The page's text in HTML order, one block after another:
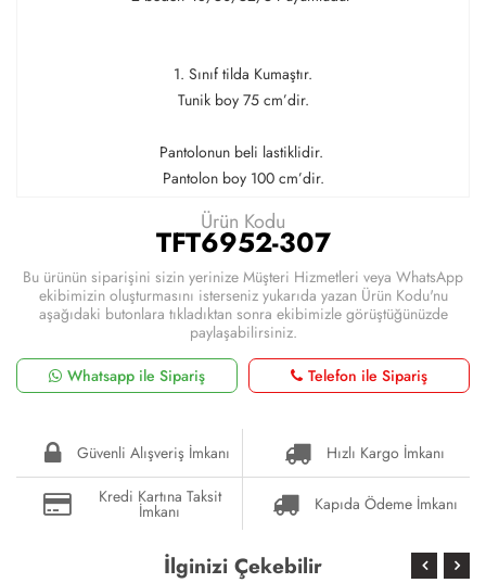
1. Sınıf tilda Kumaştır.
Tunik boy 75 cm’dir.
Pantolonun beli lastiklidir.
Pantolon boy 100 cm’dir.
Ürün Kodu
TFT6952-307
Bu ürünün siparişini sizin yerinize Müşteri Hizmetleri veya WhatsApp
ekibimizin oluşturmasını isterseniz yukarıda yazan Ürün Kodu'nu
aşağıdaki butonlara tıkladıktan sonra ekibimizle görüştüğünüzde
paylaşabilirsiniz.
Whatsapp ile Sipariş
Telefon ile Sipariş
Güvenli Alışveriş İmkanı
Hızlı Kargo İmkanı
Kredi Kartına Taksit
İmkanı Kapıda Ödeme İmkanı
İlginizi Çekebilir